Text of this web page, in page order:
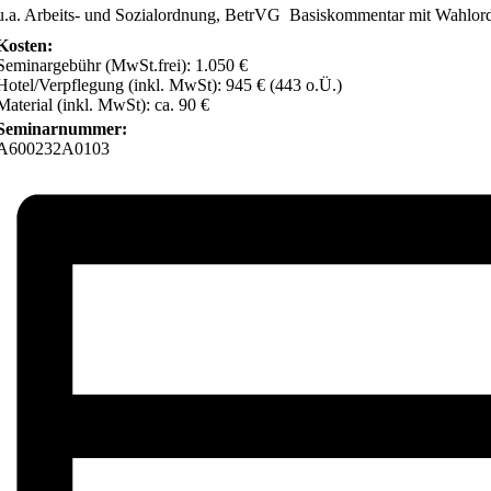
Arbeits- und Sozialordnung, BetrVG  Basiskommentar mit
(MwSt.frei): 1.050 €
Verpflegung (inkl. MwSt): 945 € (443 o.Ü.)
(inkl. MwSt): ca. 90 €